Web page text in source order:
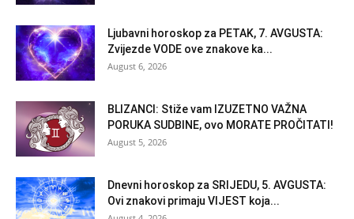
Ljubavni horoskop za PETAK, 7. AVGUSTA:
Zvijezde VODE ove znakove ka...
August 6, 2026
BLIZANCI: Stiže vam IZUZETNO VAŽNA
PORUKA SUDBINE, ovo MORATE PROČITATI!
August 5, 2026
Dnevni horoskop za SRIJEDU, 5. AVGUSTA:
Ovi znakovi primaju VIJEST koja...